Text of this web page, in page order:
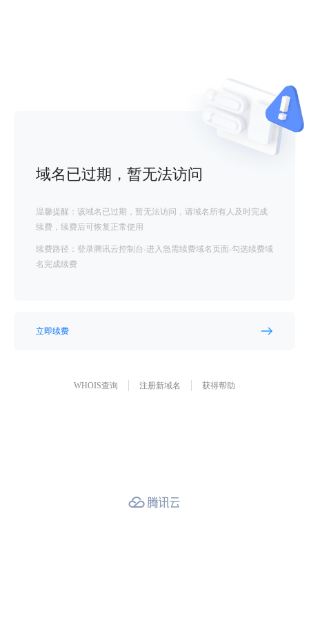
域名已过期，暂无法访问
温馨提醒：该域名已过期，暂无法访问，请域名所有人及时完成
续费，续费后可恢复正常使用
续费路径：登录腾讯云控制台-进入急需续费域名页面-勾选续费域
名完成续费
立即续费
WHOIS查询 注册新域名 获得帮助